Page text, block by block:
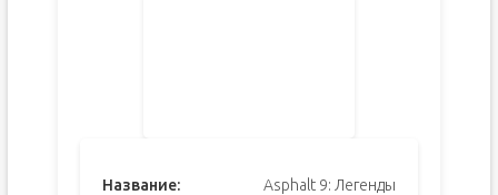
Название: Asphalt 9: Легенды